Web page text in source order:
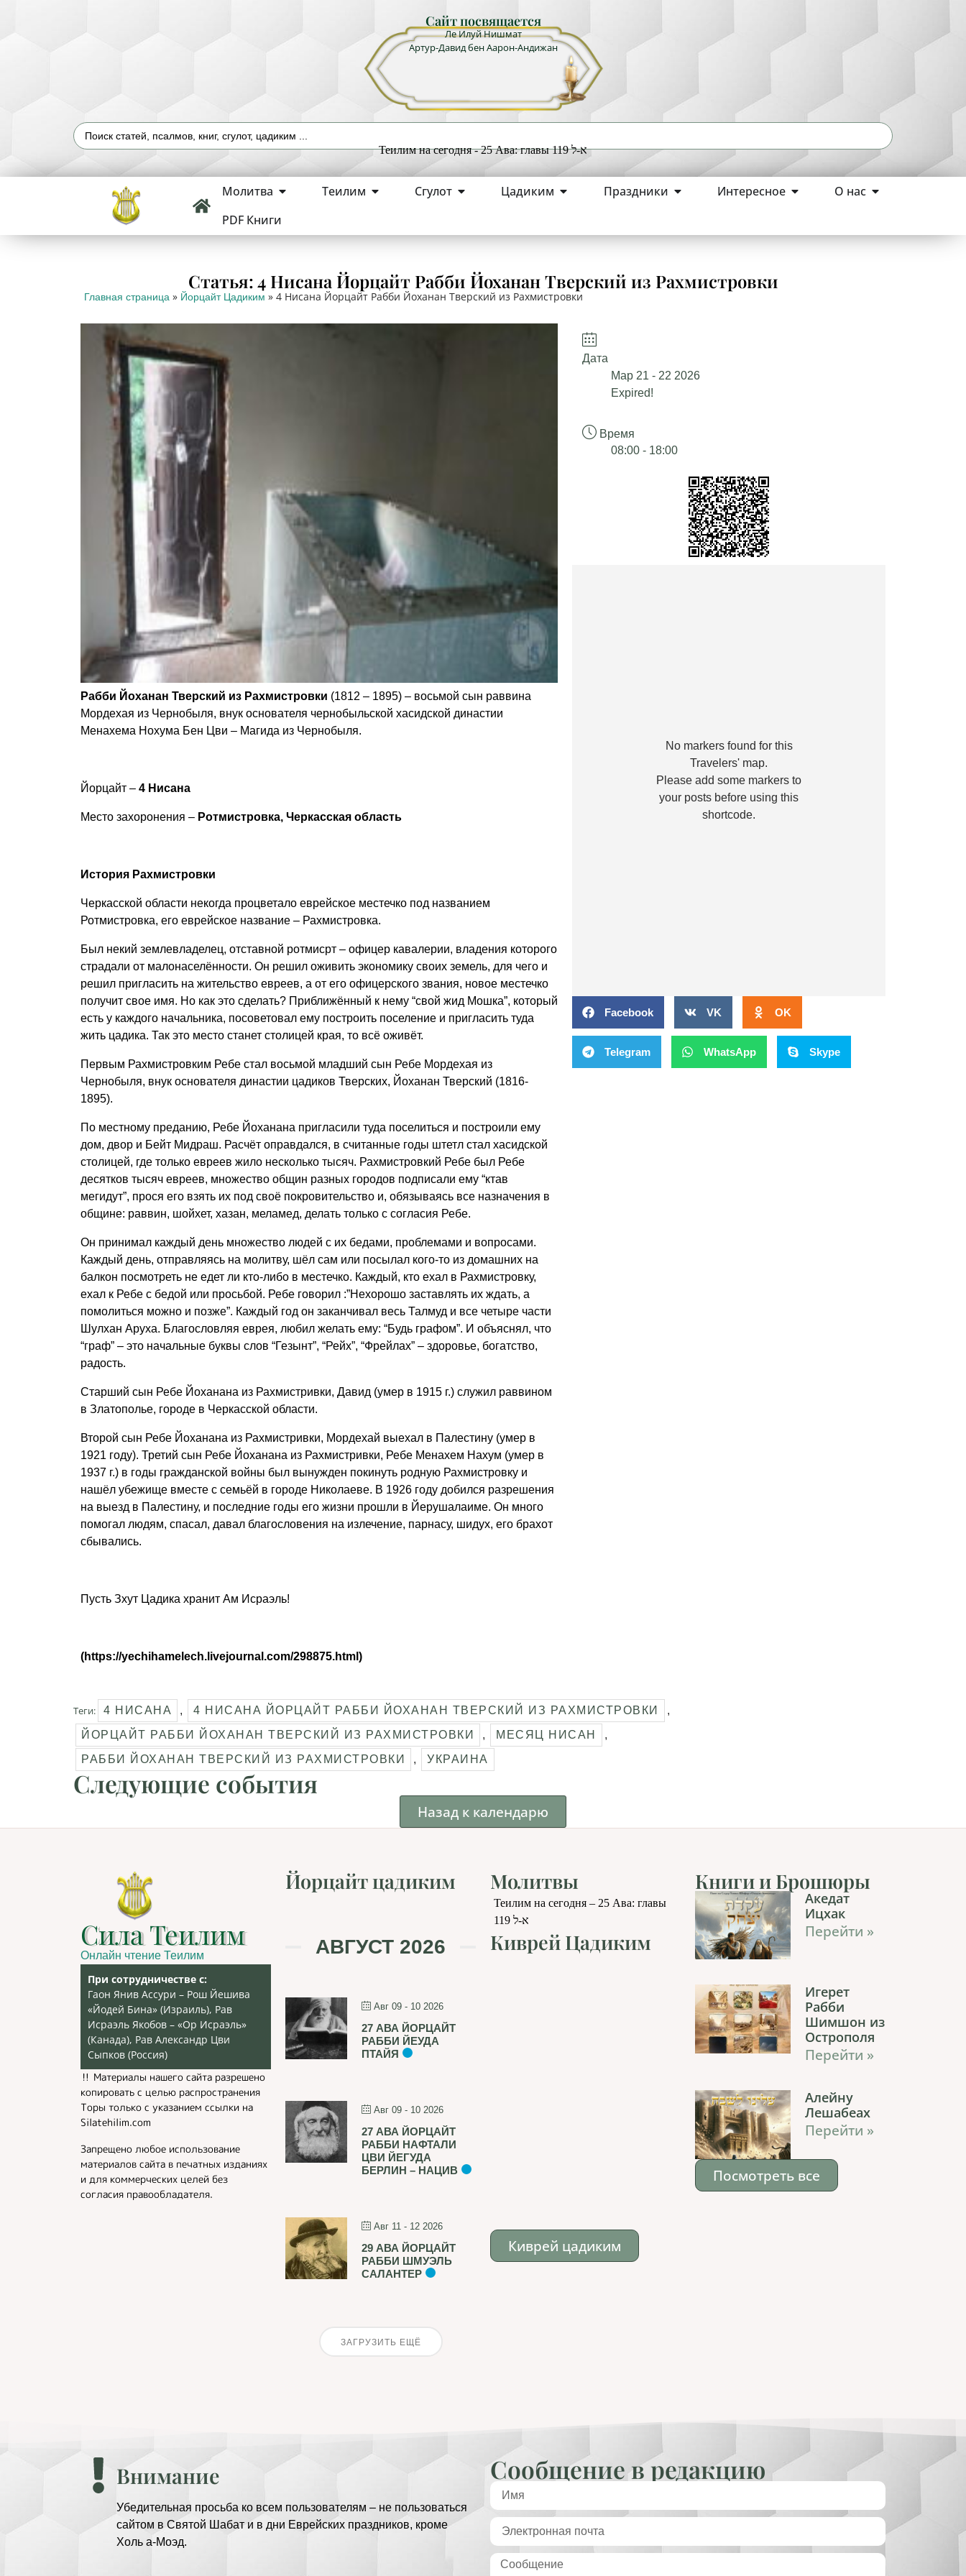
Сайт посвящается
Ле Илуй Нишмат
Артур-Давид бен Аарон-Андижан
Теилим на сегодня - 25 Ава: главы 119 א-ל
Молитва Теилим Сгулот Цадиким Праздники Интересное
О нас
PDF Книги
Статья: 4 Нисана Йорцайт Рабби Йоханан Тверский из Рахмистровки
Главная страница » Йорцайт Цадиким » 4 Нисана Йорцайт Рабби Йоханан Тверский из Рахмистровки
Рабби Йоханан Тверский из Рахмистровки (1812 – 1895) – восьмой сын раввина
Мордехая из Чернобыля, внук основателя чернобыльской хасидской династии
Менахема Нохума Бен Цви – Магида из Чернобыля.
Йорцайт – 4 Нисана
Место захоронения – Ротмистровка, Черкасская область
История Рахмистровки
Черкасской области некогда процветало еврейское местечко под названием
Ротмистровка, его еврейское название – Рахмистровка.
Был некий землевладелец, отставной ротмисрт – офицер кавалерии, владения которого
страдали от малонаселённости. Он решил оживить экономику своих земель, для чего и
решил пригласить на жительство евреев, а от его офицерского звания, новое местечко
получит свое имя. Но как это сделать? Приближённый к нему “свой жид Мошка”, который
есть у каждого начальника, посоветовал ему построить поселение и пригласить туда
жить цадика. Так это место станет столицей края, то всё оживёт.
Первым Рахмистровким Ребе стал восьмой младший сын Ребе Мордехая из
Чернобыля, внук основателя династии цадиков Тверских, Йоханан Тверский (1816-
1895).
По местному преданию, Ребе Йоханана пригласили туда поселиться и построили ему
дом, двор и Бейт Мидраш. Расчёт оправдался, в считанные годы штетл стал хасидской
столицей, где только евреев жило несколько тысяч. Рахмистровкий Ребе был Ребе
десятков тысяч евреев, множество общин разных городов подписали ему “ктав
мегидут”, прося его взять их под своё покровительство и, обязываясь все назначения в
общине: раввин, шойхет, хазан, меламед, делать только с согласия Ребе.
Он принимал каждый день множество людей с их бедами, проблемами и вопросами.
Каждый день, отправляясь на молитву, шёл сам или посылал кого-то из домашних на
балкон посмотреть не едет ли кто-либо в местечко. Каждый, кто ехал в Рахмистровку,
ехал к Ребе с бедой или просьбой. Ребе говорил :”Нехорошо заставлять их ждать, а
помолиться можно и позже”. Каждый год он заканчивал весь Талмуд и все четыре части
Шулхан Аруха. Благословляя еврея, любил желать ему: “Будь графом”. И объяснял, что
“граф” – это начальные буквы слов “Гезынт”, “Рейх”, “Фрейлах” – здоровье, богатство,
радость.
Старший сын Ребе Йоханана из Рахмистривки, Давид (умер в 1915 г.) служил раввином
в Златополье, городе в Черкасской области.
Второй сын Ребе Йоханана из Рахмистривки, Мордехай выехал в Палестину (умер в
1921 году). Третий сын Ребе Йоханана из Рахмистривки, Ребе Менахем Нахум (умер в
1937 г.) в годы гражданской войны был вынужден покинуть родную Рахмистровку и
нашёл убежище вместе с семьёй в городе Николаеве. В 1926 году добился разрешения
на выезд в Палестину, и последние годы его жизни прошли в Йерушалаиме. Он много
помогал людям, спасал, давал благословения на излечение, парнасу, шидух, его брахот
сбывались.
Пусть Зхут Цадика хранит Ам Исраэль!
(https://yechihamelech.livejournal.com/298875.html)
Дата
Мар 21 - 22 2026
Expired!
Время
08:00 - 18:00
No markers found for this
Travelers' map.
Please add some markers to
your posts before using this
shortcode.
Facebook VK OK
Telegram WhatsApp Skype
Теги: 4 НИСАНА , 4 НИСАНА ЙОРЦАЙТ РАББИ ЙОХАНАН ТВЕРСКИЙ ИЗ РАХМИСТРОВКИ
,
ЙОРЦАЙТ РАББИ ЙОХАНАН ТВЕРСКИЙ ИЗ РАХМИСТРОВКИ
, МЕСЯЦ НИСАН
,
РАББИ ЙОХАНАН ТВЕРСКИЙ ИЗ РАХМИСТРОВКИ
, УКРАИНА
Следующие события
Назад к календарю
Сила Теилим
Онлайн чтение Теилим
При сотрудничестве с:
Гаон Янив Ассури – Рош Йешива
«Йодей Бина» (Израиль), Рав
Исраэль Якобов – «Ор Исраэль»
(Канада), Рав Александр Цви
Сыпков (Россия)
‼️ Материалы нашего сайта разрешено
копировать с целью распространения
Торы только с указанием ссылки на
Silatehilim.com
Запрещено любое использование
материалов сайта в печатных изданиях
и для коммерческих целей без
согласия правообладателя.
Йорцайт цадиким
АВГУСТ 2026
Авг 09 - 10 2026
27 АВА ЙОРЦАЙТ
РАББИ ЙЕУДА
ПТАЙЯ
Авг 09 - 10 2026
27 АВА ЙОРЦАЙТ
РАББИ НАФТАЛИ
ЦВИ ЙЕГУДА
БЕРЛИН – НАЦИВ
Авг 11 - 12 2026
29 АВА ЙОРЦАЙТ
РАББИ ШМУЭЛЬ
САЛАНТЕР
ЗАГРУЗИТЬ ЕЩЁ
Молитвы
Теилим на сегодня – 25 Ава: главы
119 א-ל
Киврей Цадиким
Киврей цадиким
Книги и Брошюры
Акедат
Ицхак
Перейти »
Игерет
Рабби
Шимшон из
Острополя
Перейти »
Алейну
Лешабеах
Перейти »
Посмотреть все
Внимание
Убедительная просьба ко всем пользователям – не пользоваться
сайтом в Святой Шабат и в дни Еврейских праздников, кроме
Холь а-Моэд.
Сообщение в редакцию